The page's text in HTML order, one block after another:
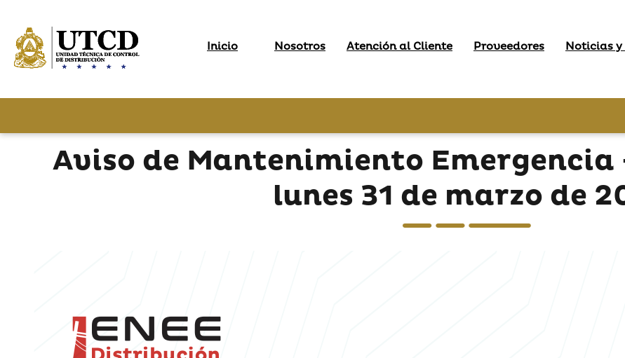
Inicio Nosotros Atención al Cliente Proveedores Noticias
Aviso de Mantenimiento Emergencia
lunes 31 de marzo de